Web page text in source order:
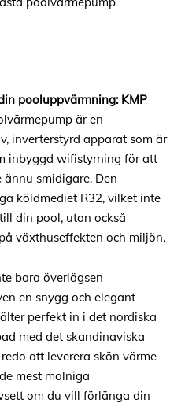
pooluppvärmning: KMP
är en
inverterstyrd apparat som är
inbyggd wifistyrning för att
smidigare. Den
köldmediet R32, vilket inte
din pool, utan också
växthuseffekten och miljön.
bara överlägsen
en snygg och elegant
perfekt in i det nordiska
med det skandinaviska
att leverera skön värme
mest molniga
om du vill förlänga din